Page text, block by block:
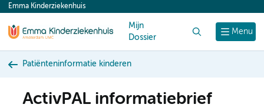
content
Menu
Emma Kinderziekenhuis
Mijn
Dossier
Patiënteninformatie kinderen
ActivPAL informatiebrief